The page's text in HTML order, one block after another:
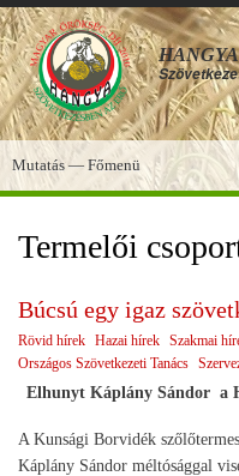
HANGYA
Főmenü
Mutatás — Főmenü
Termelői
Búcsú egy igaz
Rövid hírek Hazai hírek Szakmai
Országos Szövetkezeti Tanács
Elhunyt Káplány Sándor a
A Kunsági Borvidék
Káplány Sándor méltósággal